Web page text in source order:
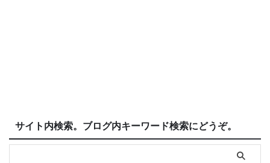
サイト内検索。ブログ内キーワード検索にどうぞ。